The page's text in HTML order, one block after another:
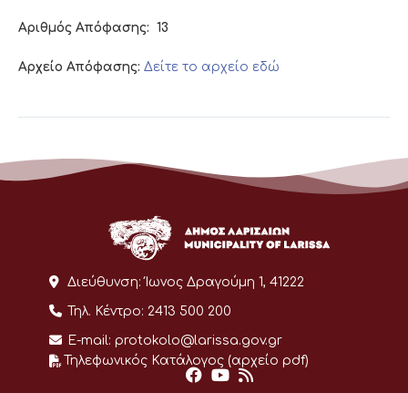
Αριθμός Απόφασης: 13
Αρχείο Απόφασης: Δείτε το αρχείο εδώ
Διεύθυνση: Ίωνος Δραγούμη 1, 41222
Τηλ. Κέντρο: 2413 500 200
E-mail: protokolo@larissa.gov.gr
Τηλεφωνικός Κατάλογος (αρχείο pdf)